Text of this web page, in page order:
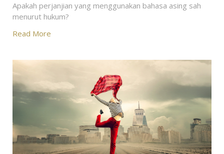
Apakah perjanjian yang menggunakan bahasa asing sah
menurut hukum?
Read More